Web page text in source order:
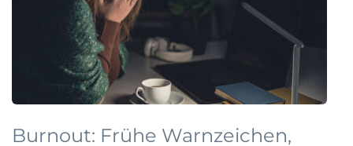
Burnout: Frühe Warnzeichen,